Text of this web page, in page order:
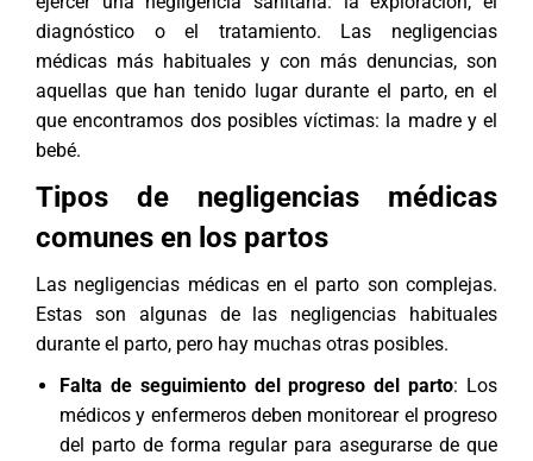
diagnóstico o el tratamiento. Las negligencias
médicas más habituales y con más denuncias, son
aquellas que han tenido lugar durante el parto, en el
que encontramos dos posibles víctimas: la madre y el
bebé.
Tipos de negligencias médicas
comunes en los partos
Las negligencias médicas en el parto son complejas.
Estas son algunas de las negligencias habituales
durante el parto, pero hay muchas otras posibles.
Falta de seguimiento del progreso del parto: Los
médicos y enfermeros deben monitorear el progreso
del parto de forma regular para asegurarse de que